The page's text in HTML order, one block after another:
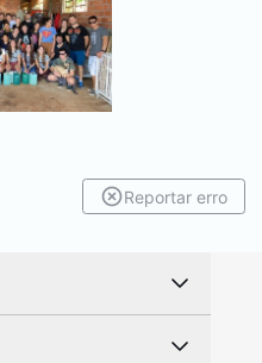
Reportar erro